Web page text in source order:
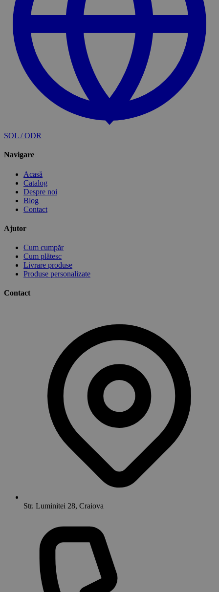
SOL / ODR
Navigare
Acasă
Catalog
Despre noi
Blog
Contact
Ajutor
Cum cumpăr
Cum plătesc
Livrare produse
Produse personalizate
Contact
Str. Luminitei 28, Craiova